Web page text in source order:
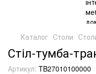
Каталог Столи
Стіл-тумба-
Артикул: TB27010100000